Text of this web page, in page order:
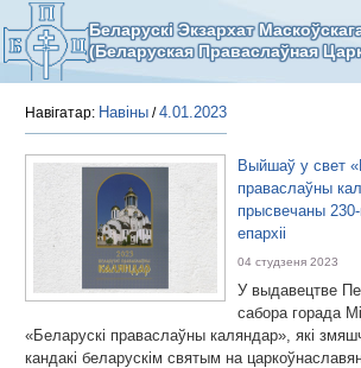
Беларускі Экзархат
(Беларуская Праваслаўная
Навігатар: Навіны /4.01.2023
Выйшаў у свет
праваслаўны
прысвечаны
епархіі
04 студзеня 2023
У выдавецтве
сабора горада
«Беларускі праваслаўны каляндар», які
кандакі беларускім святым на